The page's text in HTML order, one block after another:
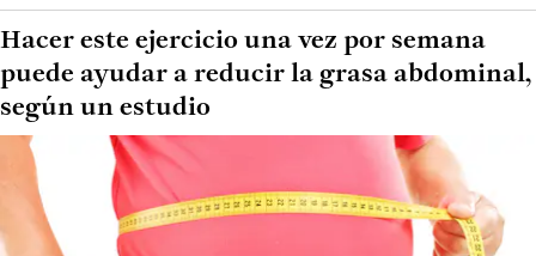
Hacer este ejercicio una vez por semana
puede ayudar a reducir la grasa abdominal,
según un estudio